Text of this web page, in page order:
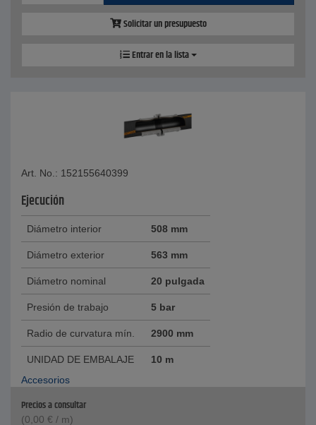
Solicitar un presupuesto
Entrar en la lista
Art. No.: 152155640399
Ejecución
Diámetro interior 508 mm
Diámetro exterior 563 mm
Diámetro nominal 20 pulgada
Presión de trabajo 5 bar
Radio de curvatura mín. 2900 mm
UNIDAD DE EMBALAJE
10 m
Accesorios
Precios a consultar
(0,00 € / m)